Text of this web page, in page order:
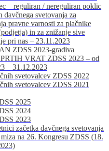
– reguliran / nereguliran poklic
davčnega svetovanja za
pravne varnosti za plačnike
in za znižanje sive
pri nas – 23.11.2023
ZDSS 2023-gradiva
VRAT ZDSS 2023 – od
– 31.12.2023
svetovalcev ZDSS 2022
svetovalcev ZDSS 2021
2025
2024
2023
začetka davčnega svetovanja
na 26. Kongresu ZDSS (18.